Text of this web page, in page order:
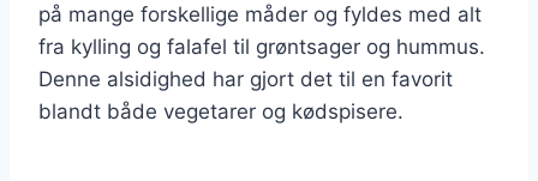
på mange forskellige måder og fyldes med alt
fra kylling og falafel til grøntsager og hummus.
Denne alsidighed har gjort det til en favorit
blandt både vegetarer og kødspisere.